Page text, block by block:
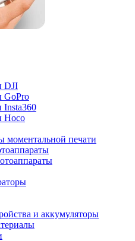
DJI
GoPro
Hoco
моментальной печати
и аккумуляторы